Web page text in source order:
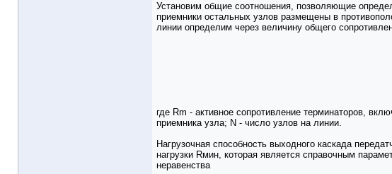
Установим общие соотношения, позволяющие
приемники остальных узлов размещены в
линии определим через величину общего
где Rm - активное сопротивление терминаторов,
приемника узла; N - число узлов на линии.
Нагрузочная способность выходного каскада
нагрузки Rмин, которая является справочным
неравенства